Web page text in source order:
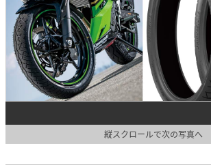
縦スクロールで次の写真へ